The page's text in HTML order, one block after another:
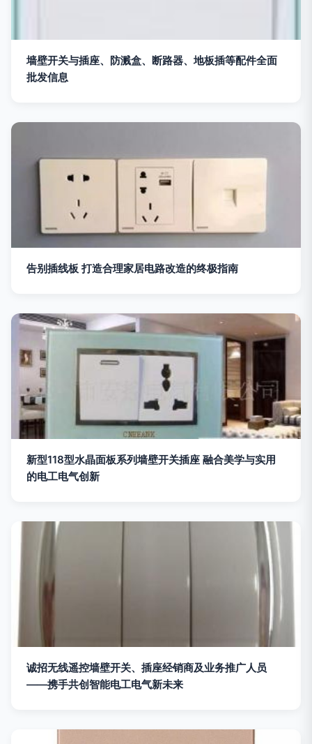
墙壁开关与插座、防溅盒、断路器、地板插等配件全面
批发信息
告别插线板 打造合理家居电路改造的终极指南
新型118型水晶面板系列墙壁开关插座 融合美学与实用
的电工电气创新
诚招无线遥控墙壁开关、插座经销商及业务推广人员
——携手共创智能电工电气新未来